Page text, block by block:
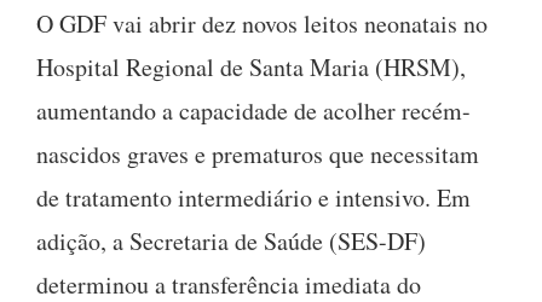
O GDF vai abrir dez novos leitos neonatais no
Hospital Regional de Santa Maria (HRSM),
aumentando a capacidade de acolher recém-
nascidos graves e prematuros que necessitam
de tratamento intermediário e intensivo. Em
adição, a Secretaria de Saúde (SES-DF)
determinou a transferência imediata do